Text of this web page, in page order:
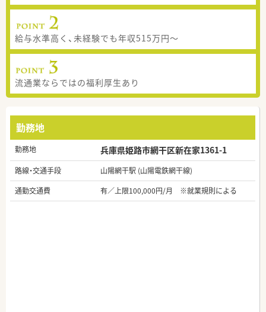
給与水準高く、未経験でも年収515万円～
流通業ならではの福利厚生あり
勤務地
勤務地 兵庫県姫路市網干区新在家1361-1
路線・交通手段
山陽網干駅 (山陽電鉄網干線)
通勤交通費
有／上限100,000円/月 ※就業規則による